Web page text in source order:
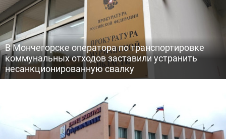
В Мончегорске оператора по транспортировке
коммунальных отходов заставили устранить
несанкционированную свалку